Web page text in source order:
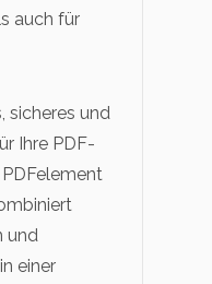
auch für
sicheres und
Ihre PDF-
und
einer